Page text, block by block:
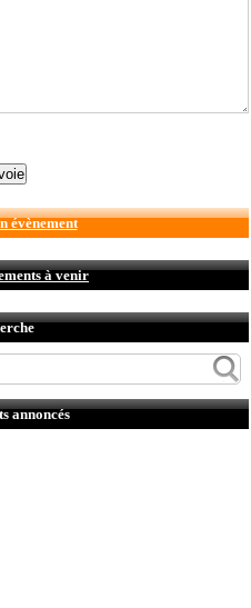
évènement
à venir
annoncés